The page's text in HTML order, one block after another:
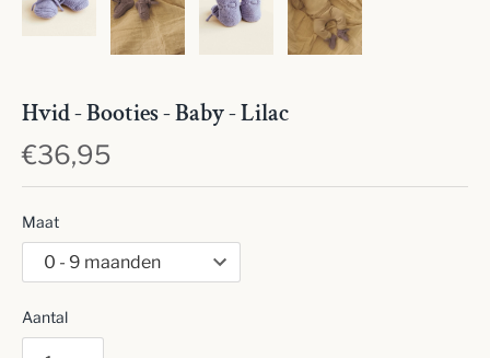
Hvid - Booties - Baby - Lilac
€36,95
Maat
Aantal